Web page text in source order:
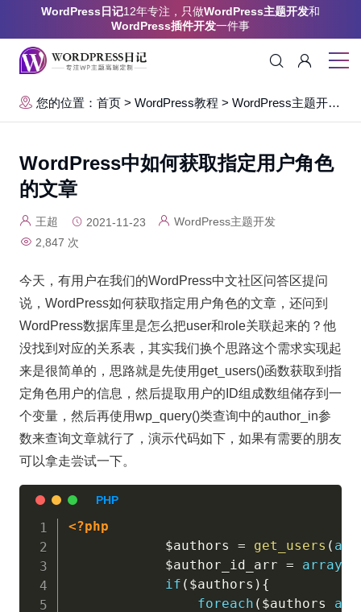
WordPress日记12年专注，只做WordPress主题开发和
WordPress插件开发一件事
您的位置：首页 > WordPress教程 > WordPress主题开发
WordPress中如何获取指定用户角色
的文章
王超 2021-11-23
WordPress主题开发
2,847 次
今天，有用户在我们的WordPress中文社区问答区提问
说，WordPress如何获取指定用户角色的文章，还问到
WordPress数据库里是怎么把user和role关联起来的？他
没找到对应的关系表，其实我们换个思路这个需求实现起
来是很简单的，思路就是先使用get_users()函数获取到指
定角色用户的信息，然后提取用户的ID组成数组储存到一
个变量，然后再使用wp_query()类查询中的author_in参
数来查询文章就行了，演示代码如下，如果有需要的朋友
可以拿走尝试一下。
<?php
$authors
= get_users (
$author_id_arr = array
if ( $authors ) {
foreach ( $authors as